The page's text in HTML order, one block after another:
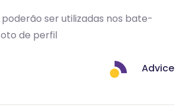
ser utilizadas nos bate-
de perfil
Advice